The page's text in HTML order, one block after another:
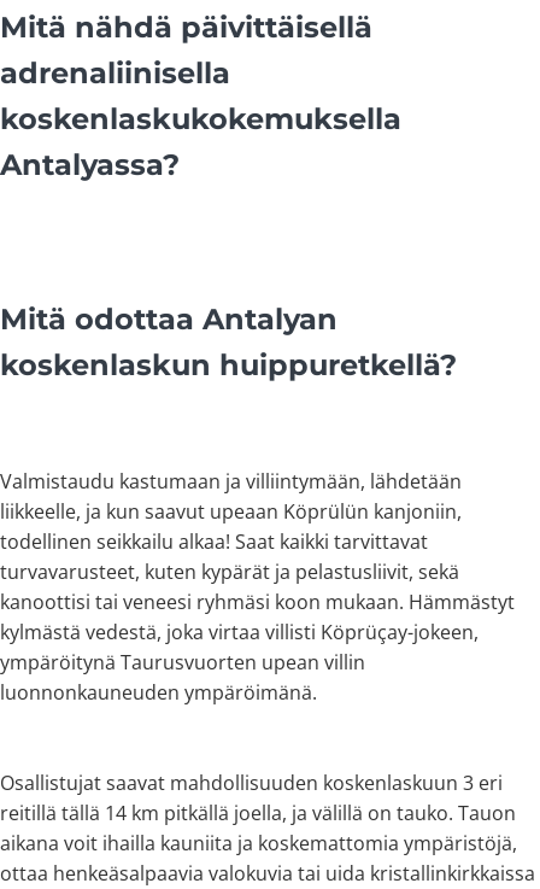
Mitä nähdä päivittäisellä
adrenaliinisella
koskenlaskukokemuksella
Antalyassa?
Mitä odottaa Antalyan
koskenlaskun huippuretkellä?
Valmistaudu kastumaan ja villiintymään, lähdetään
liikkeelle, ja kun saavut upeaan Köprülün kanjoniin,
todellinen seikkailu alkaa! Saat kaikki tarvittavat
turvavarusteet, kuten kypärät ja pelastusliivit, sekä
kanoottisi tai veneesi ryhmäsi koon mukaan. Hämmästyt
kylmästä vedestä, joka virtaa villisti Köprüçay-jokeen,
ympäröitynä Taurusvuorten upean villin
luonnonkauneuden ympäröimänä.
Osallistujat saavat mahdollisuuden koskenlaskuun 3 eri
reitillä tällä 14 km pitkällä joella, ja välillä on tauko. Tauon
aikana voit ihailla kauniita ja koskemattomia ympäristöjä,
ottaa henkeäsalpaavia valokuvia tai uida kristallinkirkkaissa